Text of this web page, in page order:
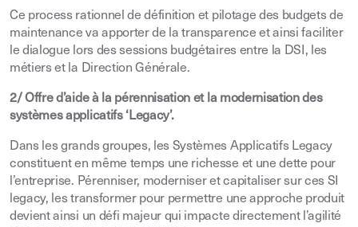
Ce process rationnel de définition et pilotage des budgets de
maintenance va apporter de la transparence et ainsi faciliter
le dialogue lors des sessions budgétaires entre la DSI, les
métiers et la Direction Générale.
2/ Offre d’aide à la pérennisation et la modernisation des
systèmes applicatifs ‘Legacy’.
Dans les grands groupes, les Systèmes Applicatifs Legacy
constituent en même temps une richesse et une dette pour
l’entreprise. Pérenniser, moderniser et capitaliser sur ces SI
legacy, les transformer pour permettre une approche produit
devient ainsi un défi majeur qui impacte directement l’agilité